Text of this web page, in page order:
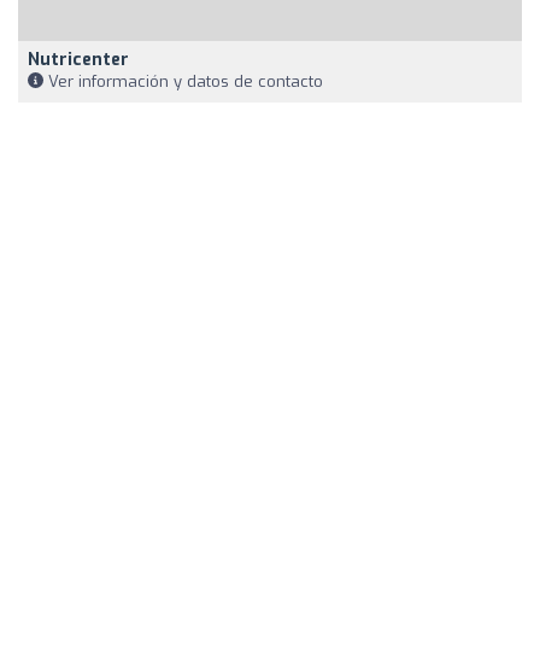
Nutricenter
Ver información y datos de contacto